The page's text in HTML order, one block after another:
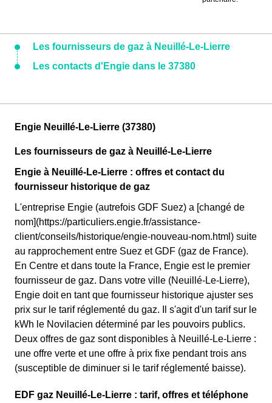
Les fournisseurs de gaz à Neuillé-Le-Lierre
Les contacts d'Engie dans le 37380
Engie Neuillé-Le-Lierre (37380)
Les fournisseurs de gaz à Neuillé-Le-Lierre
Engie à Neuillé-Le-Lierre : offres et contact du
fournisseur historique de gaz
L'entreprise Engie (autrefois GDF Suez) a [changé de
nom](https://particuliers.engie.fr/assistance-
client/conseils/historique/engie-nouveau-nom.html) suite
au rapprochement entre Suez et GDF (gaz de France).
En Centre et dans toute la France, Engie est le premier
fournisseur de gaz. Dans votre ville (Neuillé-Le-Lierre),
Engie doit en tant que fournisseur historique ajuster ses
prix sur le tarif réglementé du gaz. Il s'agit d'un tarif sur le
kWh le Novilacien déterminé par les pouvoirs publics.
Deux offres de gaz sont disponibles à Neuillé-Le-Lierre :
une offre verte et une offre à prix fixe pendant trois ans
(susceptible de diminuer si le tarif réglementé baisse).
EDF gaz Neuillé-Le-Lierre : tarif, offres et téléphone